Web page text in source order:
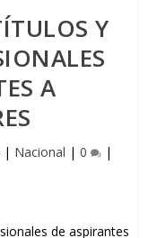
Y
A
| Nacional | 0 |